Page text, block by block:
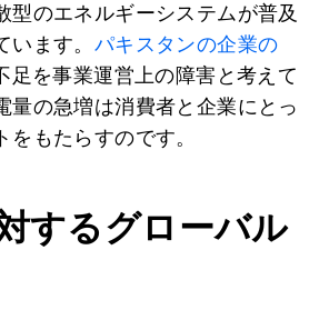
型のエネルギーシステムが普及
ます。 パキスタンの企業の
足を事業運営上の障害と考えて
量の急増は消費者と企業にとっ
をもたらすのです。
するグローバル